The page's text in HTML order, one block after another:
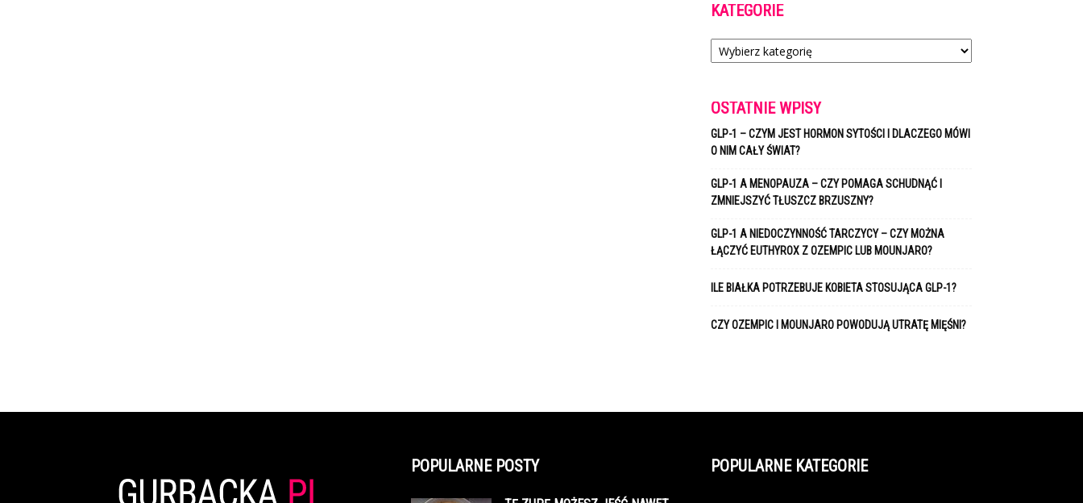
KATEGORIE
Kategorie
OSTATNIE WPISY
GLP-1 – CZYM JEST HORMON SYTOŚCI I DLACZEGO MÓWI
O NIM CAŁY ŚWIAT?
GLP-1 A MENOPAUZA – CZY POMAGA SCHUDNĄĆ I
ZMNIEJSZYĆ TŁUSZCZ BRZUSZNY?
GLP-1 A NIEDOCZYNNOŚĆ TARCZYCY – CZY MOŻNA
ŁĄCZYĆ EUTHYROX Z OZEMPIC LUB MOUNJARO?
ILE BIAŁKA POTRZEBUJE KOBIETA STOSUJĄCA GLP-1?
CZY OZEMPIC I MOUNJARO POWODUJĄ UTRATĘ MIĘŚNI?
POPULARNE POSTY POPULARNE KATEGORIE